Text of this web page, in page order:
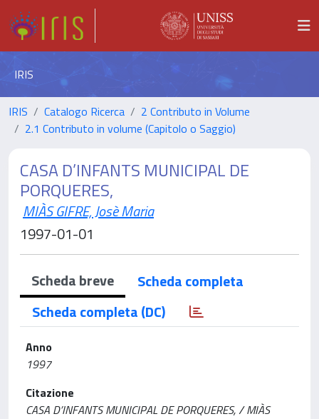
IRIS
IRIS Catalogo Ricerca
2 Contributo in Volume
2.1 Contributo in volume (Capitolo o Saggio)
CASA D’INFANTS MUNICIPAL DE
PORQUERES,
MIÀS GIFRE, Josè Maria
1997-01-01
Scheda breve
Scheda completa
Scheda completa (DC)
Anno
1997
Citazione
CASA D’INFANTS MUNICIPAL DE PORQUERES, / MIÀS